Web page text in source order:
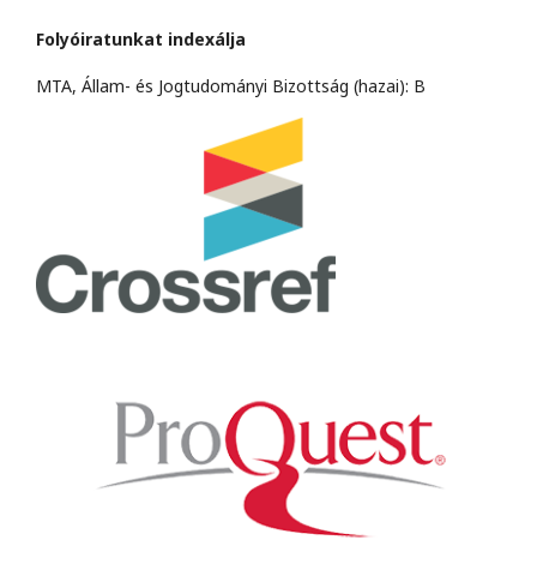
Folyóiratunkat indexálja
MTA, Állam- és Jogtudományi Bizottság (hazai): B